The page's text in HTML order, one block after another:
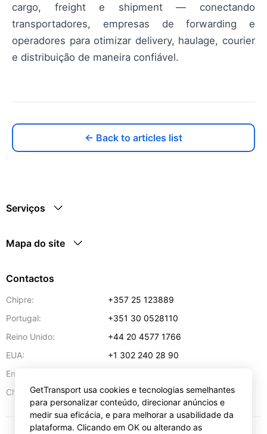
cargo, freight e shipment — conectando
transportadores, empresas de forwarding e
operadores para otimizar delivery, haulage, courier
e distribuição de maneira confiável.
← Back to articles list
Serviços
Mapa do site
Contactos
Chipre:
+357 25 123889
Portugal:
+351 30 0528110
Reino Unido:
+44 20 4577 1766
EUA:
+1 302 240 28 90
Endereço de e-mail:
Chipre:
57 Spyrou Kyprianou,Lárnaca 6051
GetTransport usa cookies e tecnologias semelhantes
para personalizar conteúdo, direcionar anúncios e
medir sua eficácia, e para melhorar a usabilidade da
plataforma. Clicando em OK ou alterando as